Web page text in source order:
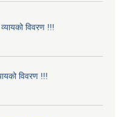
विवरण !!!
विवरण !!!